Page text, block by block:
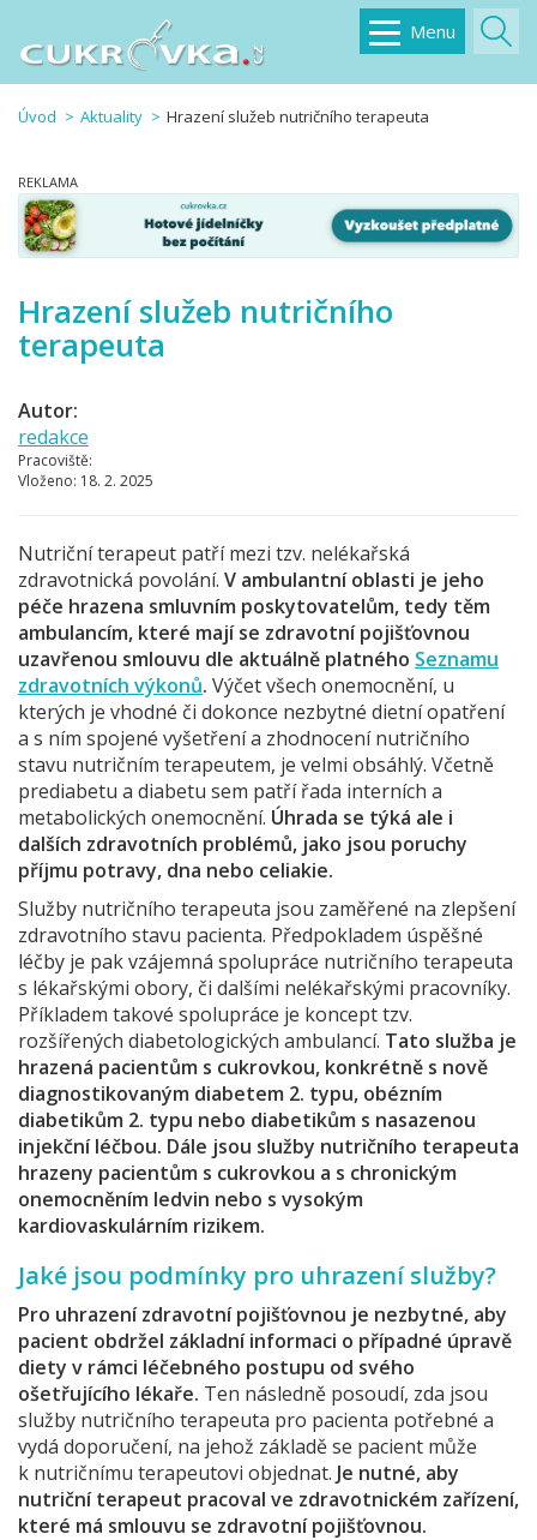
Menu
Úvod Aktuality Hrazení služeb nutričního terapeuta
Hrazení služeb nutričního
terapeuta
Autor:
redakce
Pracoviště:
Vloženo: 18. 2. 2025
Nutriční terapeut patří mezi tzv. nelékařská
zdravotnická povolání. V ambulantní oblasti je jeho
péče hrazena smluvním poskytovatelům, tedy těm
ambulancím, které mají se zdravotní pojišťovnou
uzavřenou smlouvu dle aktuálně platného Seznamu
zdravotních výkonů. Výčet všech onemocnění, u
kterých je vhodné či dokonce nezbytné dietní opatření
a s ním spojené vyšetření a zhodnocení nutričního
stavu nutričním terapeutem, je velmi obsáhlý. Včetně
prediabetu a diabetu sem patří řada interních a
metabolických onemocnění. Úhrada se týká ale i
dalších zdravotních problémů, jako jsou poruchy
příjmu potravy, dna nebo celiakie.
Služby nutričního terapeuta jsou zaměřené na zlepšení
zdravotního stavu pacienta. Předpokladem úspěšné
léčby je pak vzájemná spolupráce nutričního terapeuta
s lékařskými obory, či dalšími nelékařskými pracovníky.
Příkladem takové spolupráce je koncept tzv.
rozšířených diabetologických ambulancí. Tato služba je
hrazená pacientům s cukrovkou, konkrétně s nově
diagnostikovaným diabetem 2. typu, obézním
diabetikům 2. typu nebo diabetikům s nasazenou
injekční léčbou. Dále jsou služby nutričního terapeuta
hrazeny pacientům s cukrovkou a s chronickým
onemocněním ledvin nebo s vysokým
kardiovaskulárním rizikem.
Jaké jsou podmínky pro uhrazení služby?
Pro uhrazení zdravotní pojišťovnou je nezbytné, aby
pacient obdržel základní informaci o případné úpravě
diety v rámci léčebného postupu od svého
ošetřujícího lékaře. Ten následně posoudí, zda jsou
služby nutričního terapeuta pro pacienta potřebné a
vydá doporučení, na jehož základě se pacient může
k nutričnímu terapeutovi objednat. Je nutné, aby
nutriční terapeut pracoval ve zdravotnickém zařízení,
které má smlouvu se zdravotní pojišťovnou.